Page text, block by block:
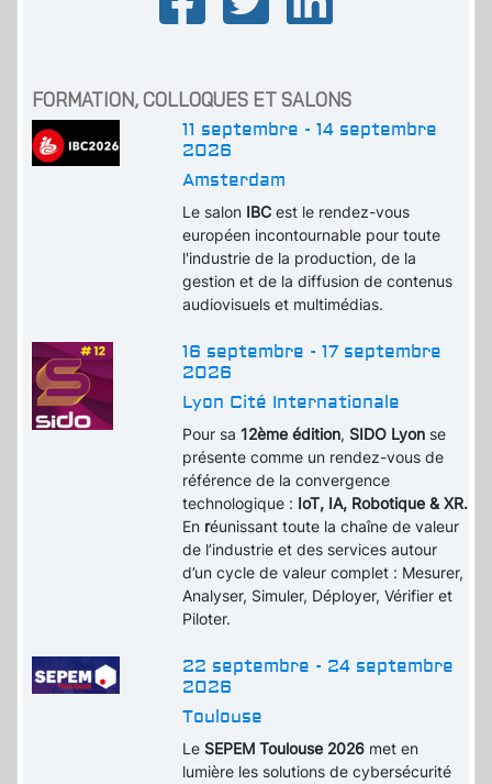
FORMATION, COLLOQUES ET SALONS
11 septembre - 14 septembre
2026
Amsterdam
Le salon IBCest le rendez-vous
européen incontournable pour toute
l'industrie de la production, de la
gestion et de la diffusion de contenus
audiovisuels et multimédias.
16 septembre - 17 septembre
2026
Lyon Cité Internationale
Pour sa12ème édition, SIDO Lyon se
présente comme un rendez-vous de
référence de la convergence
technologique : IoT, IA, Robotique & XR.
En réunissant toute la chaîne de valeur
de l’industrie et des services autour
d’un cycle de valeur complet : Mesurer,
Analyser, Simuler, Déployer, Vérifier et
Piloter.
22 septembre - 24 septembre
2026
Toulouse
Le SEPEM Toulouse 2026 met en
lumière les solutions de cybersécurité